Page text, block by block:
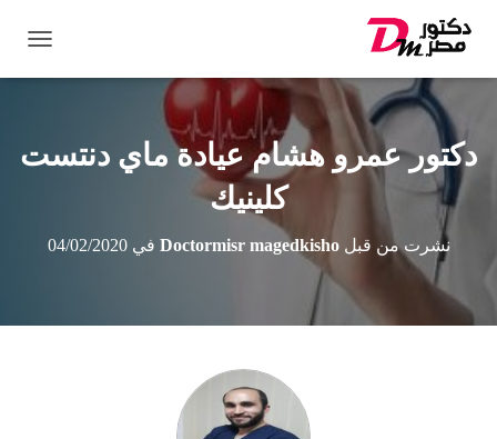
ب
ا
دكتور عمرو هشام عيادة ماي دنتست
كلينيك
نشرت من قبلDoctormisr magedkisho في04/02/2020